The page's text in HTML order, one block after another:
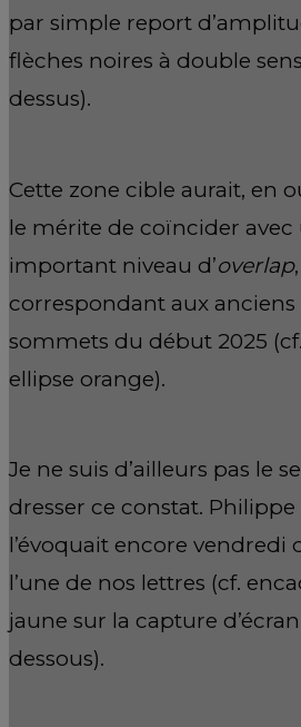
par simple report
flèches noires à double
dessus).
Cette zone cible aurait, en
le mérite de coïncider avec
important niveau d’overlap,
correspondant aux anciens
sommets du début 2025 (cf.
ellipse orange).
Je ne suis d’ailleurs pas le
dresser ce constat. Philippe
l’évoquait encore vendredi
l’une de nos lettres (cf.
jaune sur la capture
dessous).